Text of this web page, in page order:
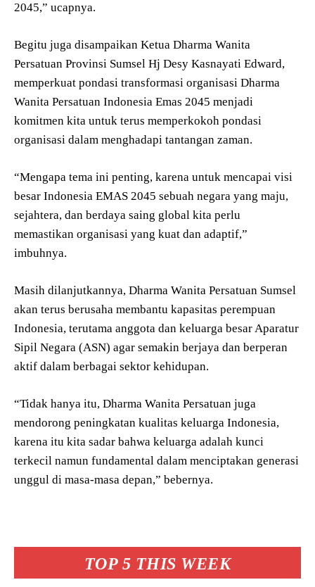
TOP 5 THIS WEEK
2045,” ucapnya.
Begitu juga disampaikan Ketua Dharma Wanita
Persatuan Provinsi Sumsel Hj Desy Kasnayati Edward,
memperkuat pondasi transformasi organisasi Dharma
Wanita Persatuan Indonesia Emas 2045 menjadi
komitmen kita untuk terus memperkokoh pondasi
organisasi dalam menghadapi tantangan zaman.
“Mengapa tema ini penting, karena untuk mencapai visi
besar Indonesia EMAS 2045 sebuah negara yang maju,
sejahtera, dan berdaya saing global kita perlu
memastikan organisasi yang kuat dan adaptif,”
imbuhnya.
Masih dilanjutkannya, Dharma Wanita Persatuan Sumsel
akan terus berusaha membantu kapasitas perempuan
Indonesia, terutama anggota dan keluarga besar Aparatur
Sipil Negara (ASN) agar semakin berjaya dan berperan
aktif dalam berbagai sektor kehidupan.
“Tidak hanya itu, Dharma Wanita Persatuan juga
mendorong peningkatan kualitas keluarga Indonesia,
karena itu kita sadar bahwa keluarga adalah kunci
terkecil namun fundamental dalam menciptakan generasi
unggul di masa-masa depan,” bebernya.